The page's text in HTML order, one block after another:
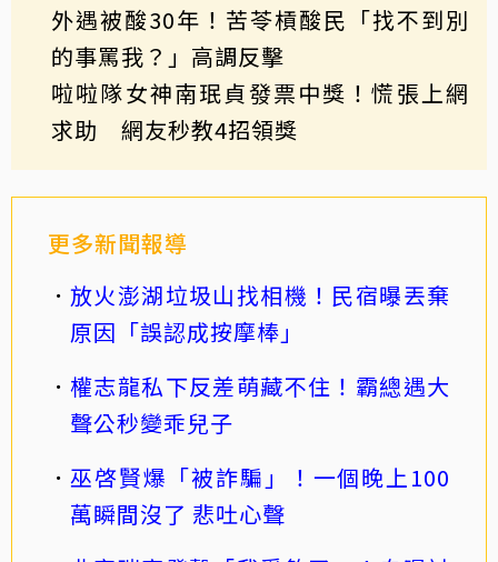
外遇被酸30年！苦苓槓酸民「找不到別
的事罵我？」高調反擊
啦啦隊女神南珉貞發票中獎！慌張上網
求助 網友秒教4招領獎
更多新聞報導
放火澎湖垃圾山找相機！民宿曝丟棄
原因「誤認成按摩棒」
權志龍私下反差萌藏不住！霸總遇大
聲公秒變乖兒子
巫啓賢爆「被詐騙」！一個晚上100
萬瞬間沒了 悲吐心聲